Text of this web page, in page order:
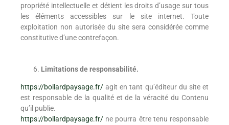
propriété intellectuelle et détient les droits d’usage sur tous
les éléments accessibles sur le site internet. Toute
exploitation non autorisée du site sera considérée comme
constitutive d’une contrefaçon.
Limitations de responsabilité.
https://bollardpaysage.fr/ agit en tant qu’éditeur du site et
est responsable de la qualité et de la véracité du Contenu
qu’il publie.
https://bollardpaysage.fr/ ne pourra être tenu responsable